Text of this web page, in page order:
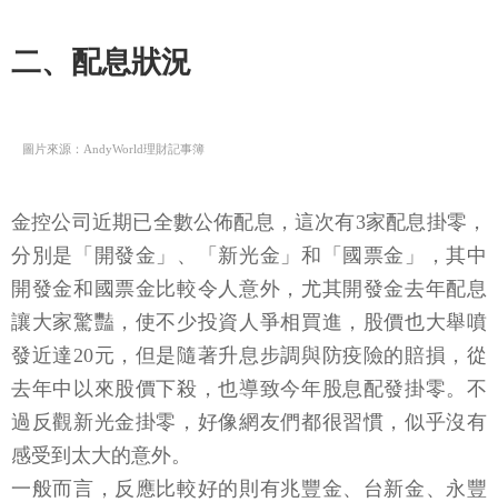
二、配息狀況
圖片來源：AndyWorld理財記事簿
金控公司近期已全數公佈配息，這次有3家配息掛零，
分別是「開發金」、「新光金」和「國票金」，其中
開發金和國票金比較令人意外，尤其開發金去年配息
讓大家驚豔，使不少投資人爭相買進，股價也大舉噴
發近達20元，但是隨著升息步調與防疫險的賠損，從
去年中以來股價下殺，也導致今年股息配發掛零。不
過反觀新光金掛零，好像網友們都很習慣，似乎沒有
感受到太大的意外。
一般而言，反應比較好的則有兆豐金、台新金、永豐